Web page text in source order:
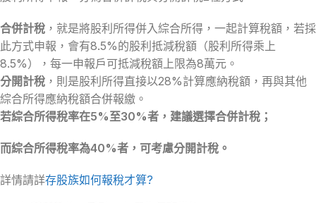
合併計稅 ，就是將股利所得併入綜合所得，一起計算稅額，若採
此方式申報，會有8.5%的股利抵減稅額（股利所得乘上
8.5%），每一申報戶可抵減稅額上限為8萬元。
分開計稅 ，則是股利所得直接以28%計算應納稅額，再與其他
綜合所得應納稅額合併報繳。
若綜合所得稅率在5%至30%者，建議選擇合併計稅；
而綜合所得稅率為40%者，可考慮分開計稅。
詳情請詳存股族如何報稅才算?